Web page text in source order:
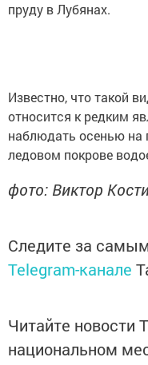
пруду в Лубянах.
Известно, что такой
относится к редким
наблюдать осенью на
ледовом покрове
фото: Виктор
Следите за
Telegram-канале
Читайте новости
национальном